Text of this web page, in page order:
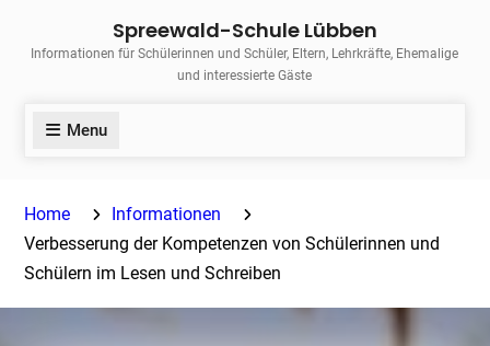
Insellauf 2026Spreewald-Schule Lübben
Informationen für Schülerinnen und Schüler, Eltern, Lehrkräfte, Ehemalige
und interessierte Gäste
Menu
Home
Informationen
Verbesserung der Kompetenzen von Schülerinnen und
Schülern im Lesen und Schreiben